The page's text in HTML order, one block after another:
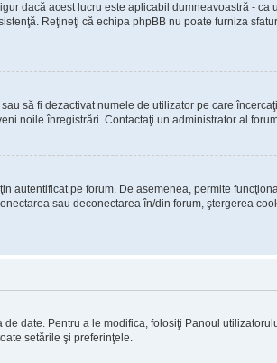
dacă acest lucru este aplicabil dumneavoastră - ca
Reţineţi că echipa phpBB nu poate furniza
să fi dezactivat numele de utilizator pe care
noile înregistrări. Contactaţi un administrator al
autentificat pe forum. De asemenea, permite
sau deconectarea în/din forum, ştergerea
date. Pentru a le modifica, folosiţi Panoul
setările şi preferinţele.